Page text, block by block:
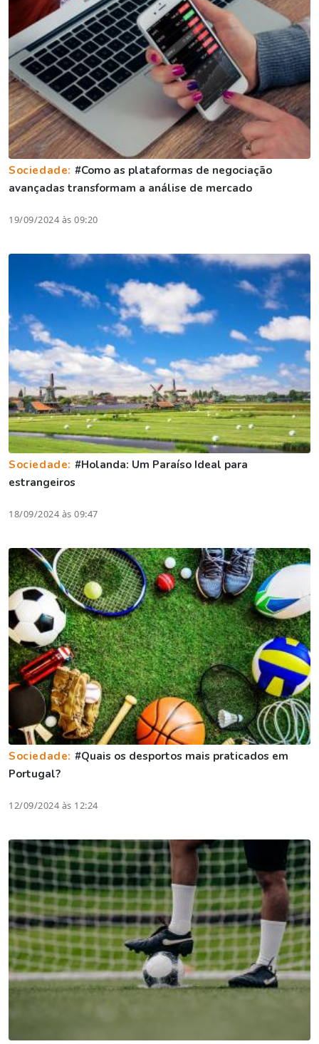
Sociedade: #Como as plataformas de negociação
avançadas transformam a análise de mercado
19/09/2024 às 09:20
Sociedade: #Holanda: Um Paraíso Ideal para
estrangeiros
18/09/2024 às 09:47
Sociedade: #Quais os desportos mais praticados em
Portugal?
12/09/2024 às 12:24